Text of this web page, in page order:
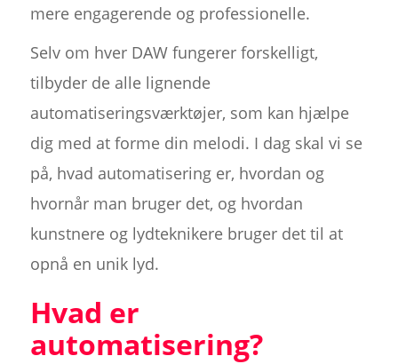
mere engagerende og professionelle.
Selv om hver DAW fungerer forskelligt,
tilbyder de alle lignende
automatiseringsværktøjer, som kan hjælpe
dig med at forme din melodi. I dag skal vi se
på, hvad automatisering er, hvordan og
hvornår man bruger det, og hvordan
kunstnere og lydteknikere bruger det til at
opnå en unik lyd.
Hvad er
automatisering?